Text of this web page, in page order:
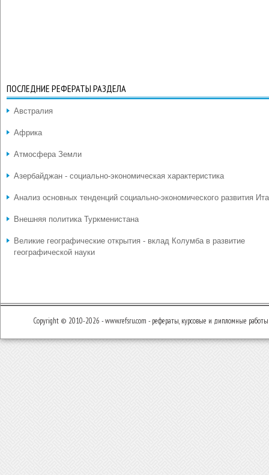
ПОСЛЕДНИЕ РЕФЕРАТЫ РАЗДЕЛА
Австралия
Африка
Атмосфера Земли
Азербайджан - социально-экономическая характеристика
Анализ основных тенденций социально-экономического развития
Внешняя политика Туркменистана
Великие географические открытия - вклад Колумба в развитие
географической науки
Copyright © 2010-2026 - www.refsru.com - рефераты, курсовые и дипломные работы